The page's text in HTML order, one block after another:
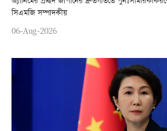
সিএমজি সম্পাদকীয়
06-Aug-2026